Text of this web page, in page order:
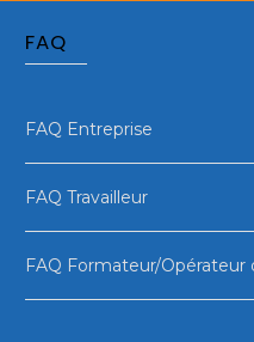
FAQ
FAQ Entreprise
FAQ Travailleur
FAQ Formateur/Opérateur